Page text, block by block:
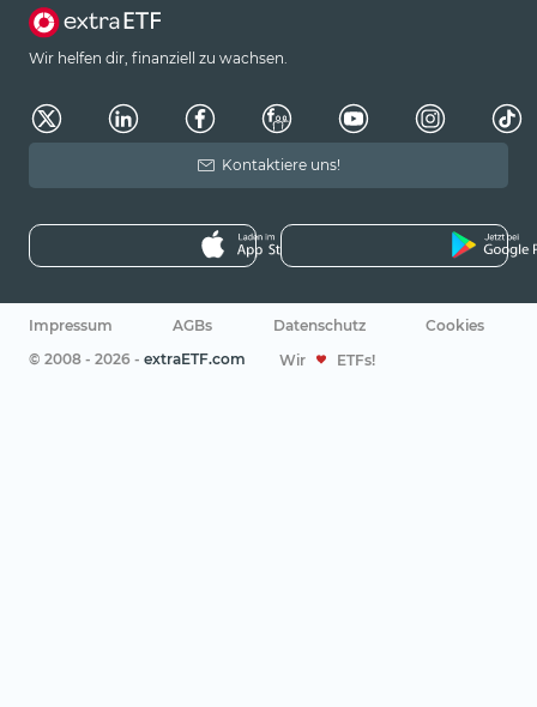
Wir helfen dir, finanziell zu wachsen.
Kontaktiere uns!
Impressum AGBs Datenschutz
Cookies
© 2008 - 2026 - extraETF.com Wir ETFs!